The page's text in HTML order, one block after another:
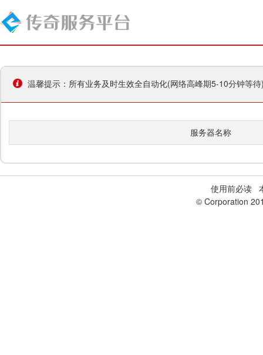
温馨提示：所有业务及时生效全自动化(网络高峰期5-10分钟等
服务器名称
使用前必读
© Corporation